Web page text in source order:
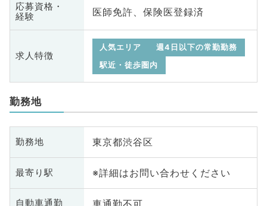
応募資格・
経験
医師免許、保険医登録済
求人特徴
人気エリア
週4日以下の常勤勤務
駅近・徒歩圏内
勤務地
勤務地 東京都渋谷区
最寄り駅 ※詳細はお問い合わせください
自動車通勤 車通勤不可